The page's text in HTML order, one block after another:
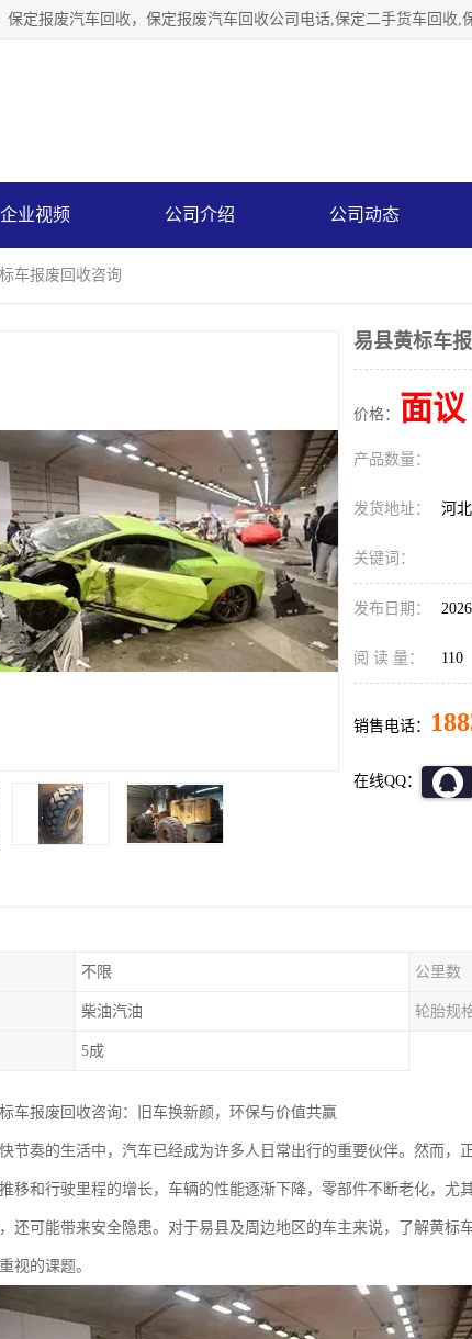
企业视频 公司介绍 公司动态
车报废回收咨询
易县黄标车
价格： 面议
产品数量：
发货地址： 河
关键词：
发布日期：
阅 读 量： 110
销售电话：
在线QQ：
不限 公里数
柴油汽油 轮胎规
5成
车报废回收咨询：旧车换新颜，环保与价值共赢
节奏的生活中，汽车已经成为许多人日常出行的重要伙伴。然而，
移和行驶里程的增长，车辆的性能逐渐下降，零部件不断老化，尤
还可能带来安全隐患。对于易县及周边地区的车主来说，了解黄
视的课题。